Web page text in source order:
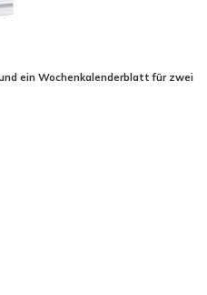
ein Wochenkalenderblatt für zwei